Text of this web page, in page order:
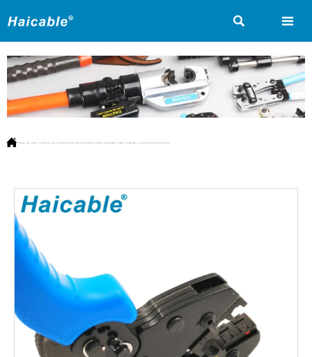
 
 Estás aquí: Producto Para herramientas de crimpado de terminales aislados y no aislados Terminales aislados y herramientas de crimpado de conectores AP-30J